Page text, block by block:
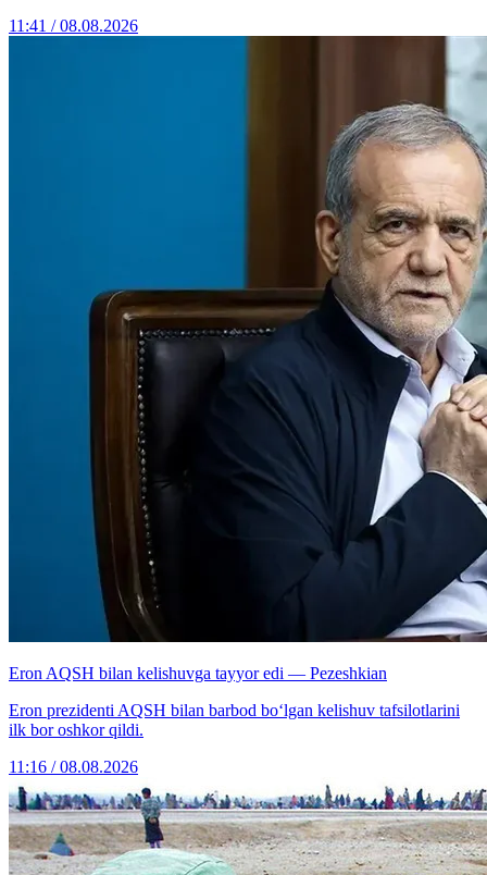
11:41 / 08.08.2026
Eron AQSH bilan kelishuvga tayyor edi — Pezeshkian
Eron prezidenti AQSH bilan barbod bo‘lgan kelishuv tafsilotlarini
ilk bor oshkor qildi.
11:16 / 08.08.2026